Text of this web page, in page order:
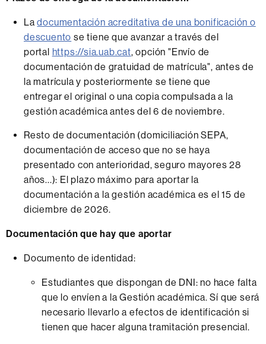
Ladocumentación acreditativa de una bonificación o
descuento se tiene que avanzar a través del
portal https://sia.uab.cat, opción "Envío de
documentación de gratuidad de matrícula", antes de
la matrícula y posteriormente se tiene que
entregar el original o una copia compulsada a la
gestión académica antes del 6 de noviembre.
Resto de documentación (domiciliación SEPA,
documentación de acceso que no se haya
presentado con anterioridad, seguro mayores 28
años...): El plazo máximo para aportar la
documentación a la gestión académica es el 15 de
diciembre de 2026.
Documentación que hay que aportar
Documento de identidad:
Estudiantes que dispongan de DNI: no hace falta
que lo envíen a la Gestión académica. Sí que será
necesario llevarlo a efectos de identificación si
tienen que hacer alguna tramitación presencial.